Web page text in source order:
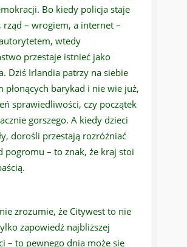
Bo kiedy policja staje
rząd – wrogiem, a internet –
wtedy
przestaje istnieć jako
Dziś Irlandia patrzy na siebie
płonących barykad i nie wie już,
sprawiedliwości, czy początek
gorszego. A kiedy dzieci
dorośli przestają rozróżniać
pogromu – to znak, że kraj stoi
zrozumie, że Citywest to nie
zapowiedź najbliższej
– to pewnego dnia może się